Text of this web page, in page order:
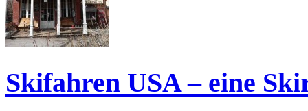
Skifahren USA – eine